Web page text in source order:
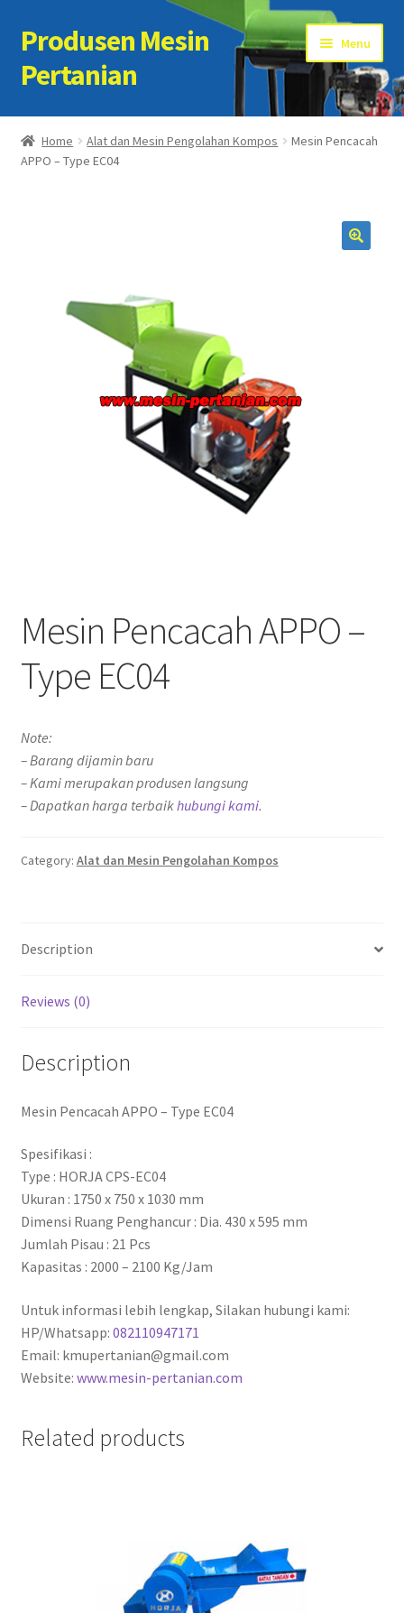
Skip
to
navigation
Skip
to
content
Produsen Mesin
Pertanian
Menu
Home
Artikel
Kontak Kami
Sample Page
Home Alat dan Mesin Pengolahan Kompos
Mesin Pencacah
APPO – Type EC04
Mesin Pencacah APPO –
Type EC04
Note:
– Barang dijamin baru
– Kami merupakan produsen langsung
– Dapatkan harga terbaikhubungi kami.
Category: Alat dan Mesin Pengolahan Kompos
Description
Reviews (0)
Description
Mesin Pencacah APPO – Type EC04
Spesifikasi :
Type : HORJA CPS-EC04
Ukuran : 1750 x 750 x 1030 mm
Dimensi Ruang Penghancur : Dia. 430 x 595 mm
Jumlah Pisau : 21 Pcs
Kapasitas : 2000 – 2100 Kg/Jam
Untuk informasi lebih lengkap, Silakan hubungi kami:
HP/Whatsapp: 082110947171
Email: kmupertanian@gmail.com
Website: www.mesin-pertanian.com
Related products